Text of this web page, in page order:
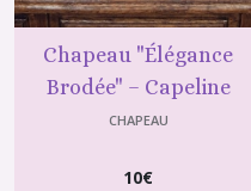
Chapeau "Élégance
Brodée" – Capeline
Blanche et Rouge pour
CHAPEAU
10€